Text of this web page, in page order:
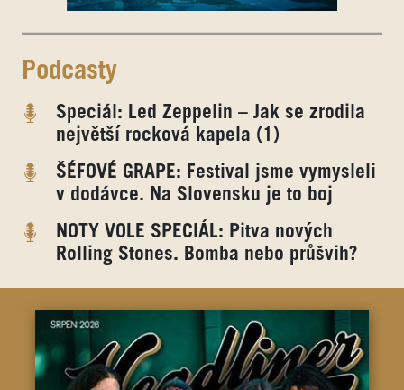
Podcasty
Speciál: Led Zeppelin – Jak se zrodila
největší rocková kapela (1)
ŠÉFOVÉ GRAPE: Festival jsme vymysleli
v dodávce. Na Slovensku je to boj
NOTY VOLE SPECIÁL: Pitva nových
Rolling Stones. Bomba nebo průšvih?